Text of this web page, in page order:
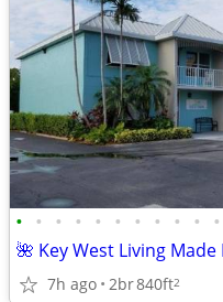
• • • • • • • • • • •
7h ago 2br840ft2